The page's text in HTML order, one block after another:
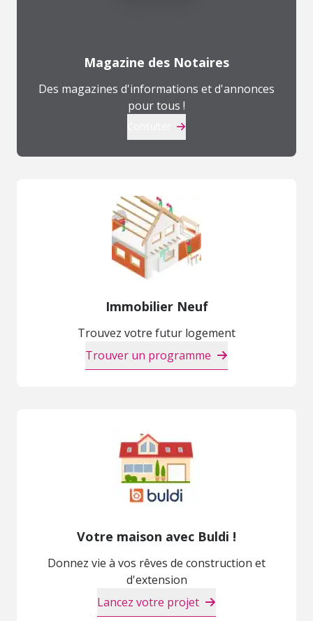
Magazine des Notaires
Des magazines d'informations et d'annonces
pour tous !
Immobilier Neuf
Trouvez votre futur logement
Trouver un programme
Votre maison avec Buldi !
Donnez vie à vos rêves de construction et
d'extension
Lancez votre projet